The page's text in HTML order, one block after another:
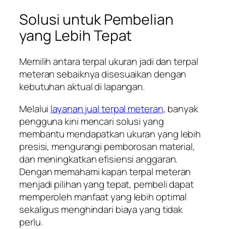
Solusi untuk Pembelian
yang Lebih Tepat
Memilih antara terpal ukuran jadi dan terpal
meteran sebaiknya disesuaikan dengan
kebutuhan aktual di lapangan.
Melalui layanan jual terpal meteran, banyak
pengguna kini mencari solusi yang
membantu mendapatkan ukuran yang lebih
presisi, mengurangi pemborosan material,
dan meningkatkan efisiensi anggaran.
Dengan memahami kapan terpal meteran
menjadi pilihan yang tepat, pembeli dapat
memperoleh manfaat yang lebih optimal
sekaligus menghindari biaya yang tidak
perlu.